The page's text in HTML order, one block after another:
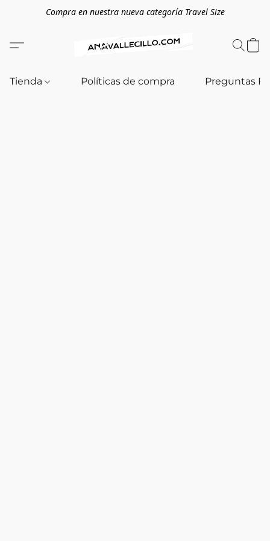
Compra en nuestra nueva categoría Travel Size
Tienda Políticas de compra Preguntas